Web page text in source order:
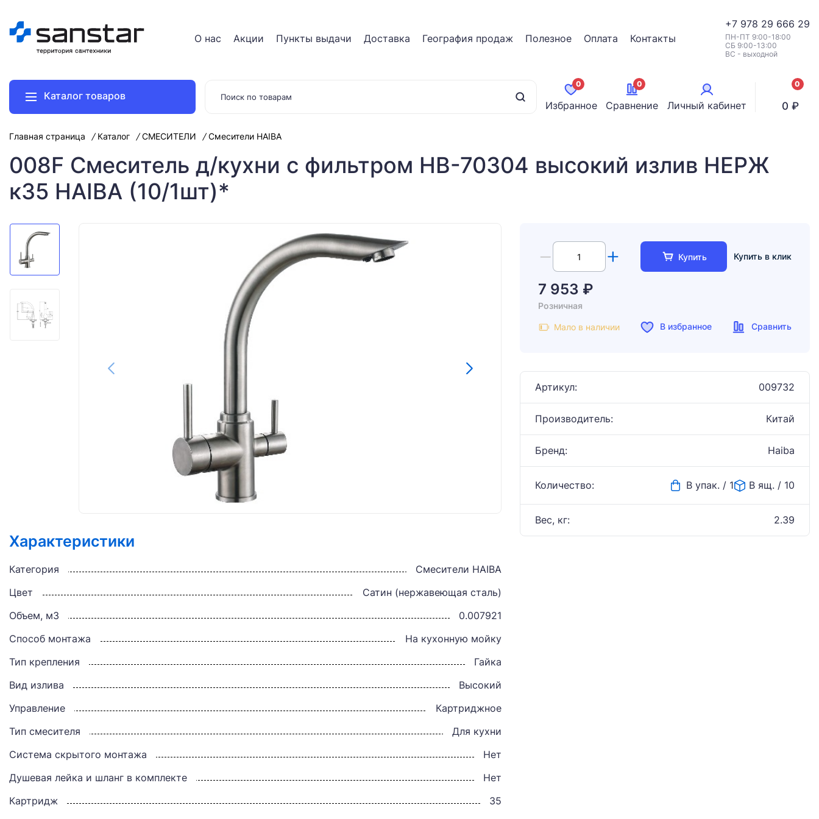
О нас Акции Пункты выдачи Доставка География продаж Полезное Оплата Контакты
+7 978 29 666 29
ПН-ПТ 9:00-18:00
СБ 9:00-13:00
ВС - выходной
Каталог товаров
0
Избранное
0
Сравнение Личный кабинет
0
0 ₽
Главная страница Каталог СМЕСИТЕЛИ Смесители HAIBA
008F Смеситель д/кухни с фильтром HB-70304 высокий излив НЕРЖ
к35 HAIBA (10/1шт)*
Характеристики
Категория
Смесители HAIBA
Цвет
Сатин (нержавеющая сталь)
Объем, м3
0.007921
Способ монтажа
На кухонную мойку
Тип крепления
Гайка
Вид излива
Высокий
Управление
Картриджное
Тип смесителя
Для кухни
Система скрытого монтажа
Нет
Душевая лейка и шланг в комплекте
Нет
Картридж
35
Купить Купить в клик
7 953 ₽
Розничная
Мало в наличии В избранное Сравнить
Артикул: 009732
Производитель: Китай
Бренд: Haiba
Количество: В упак. / 1 В ящ. / 10
Вес, кг: 2.39